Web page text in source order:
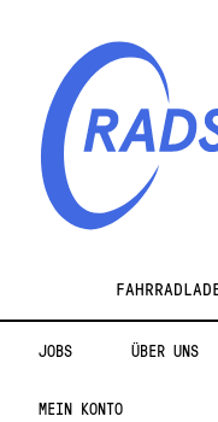
JOBS ÜBER UNS
MEIN KONTO